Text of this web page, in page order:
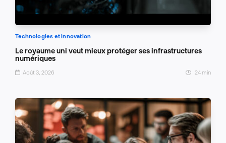
Technologies et innovation
Le royaume uni veut mieux protéger ses infrastructures
numériques
Août 3, 2026 24 min